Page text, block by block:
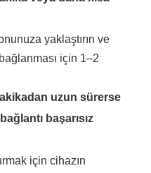
yaklaştırın ve
için 1–2
uzun sürerse
başarısız
için cihazın